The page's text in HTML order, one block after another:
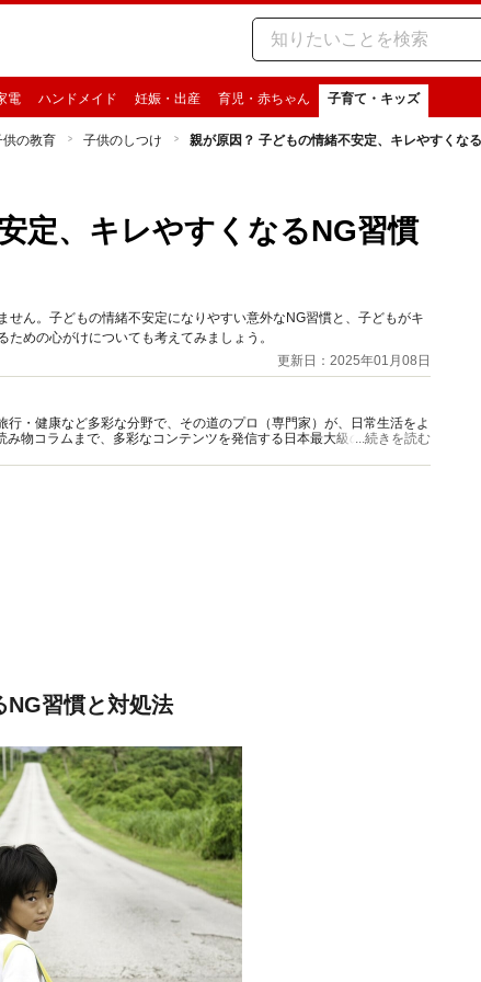
電 ハンドメイド 妊娠・出産 育児・赤ちゃん 子育て・キッズ
供の教育 子供のしつけ 親が原因？ 子どもの情緒不安定、キレやすくな
定、キレやすくなるNG習慣
ん。子どもの情緒不安定になりやすい意外なNG習慣と、子どもがキ
めの心がけについても考えてみましょう。
更新日：2025年01月08日
行・健康など多彩な分野で、その道のプロ（専門家）が、日常生活をよ
物コラムまで、多彩なコンテンツを発信する日本最大級の総合情報サ
...続きを読む
NG習慣と対処法